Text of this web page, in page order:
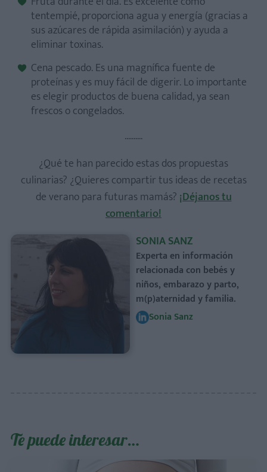
tentempié, proporciona agua y energía (gracias a
sus azúcares de rápida asimilación) y ayuda a
eliminar toxinas.
Cena pescado. Es una magnífica fuente de
proteínas y es muy fácil de digerir. Lo importante
es elegir productos de buena calidad, ya sean
frescos o congelados.
..........
¿Qué te han parecido estas dos propuestas
culinarias? ¿Quieres compartir tus ideas de recetas
de verano para futuras mamás? ¡Déjanos tu
comentario!
SONIA SANZ
Experta en información
relacionada con bebés y
niños, embarazo y parto,
m(p)aternidad y familia.
Sonia Sanz
Te puede interesar…